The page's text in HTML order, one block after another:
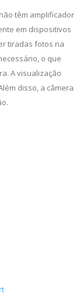
têm amplificador
em dispositivos
tiradas fotos na
o que
A visualização
disso, a câmera